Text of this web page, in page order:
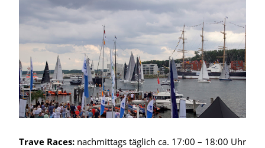
Trave Races: nachmittags täglich ca. 17:00 – 18:00 Uhr